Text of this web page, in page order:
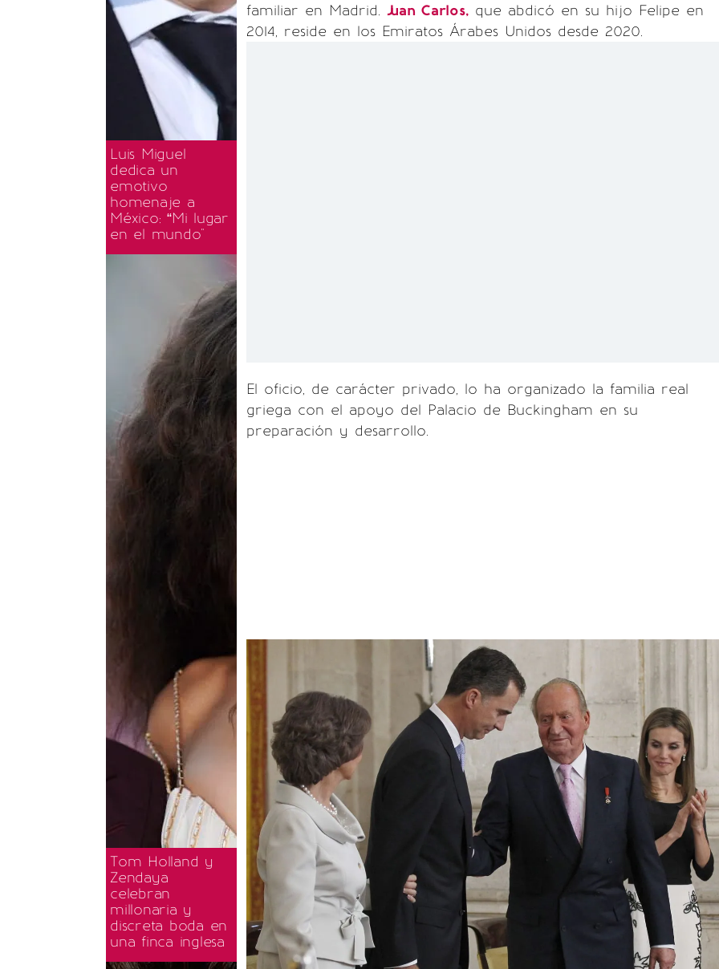
Luis Miguel
dedica un
emotivo
homenaje a
México: “Mi lugar
en el mundo"
Tom Holland y
Zendaya
celebran
millonaria y
discreta boda en
una finca inglesa
familiar en Madrid. Juan Carlos, que abdicó en su hijo Felipe en
2014, reside en los Emiratos Árabes Unidos desde 2020.
El oficio, de carácter privado, lo ha organizado la familia real
griega con el apoyo del Palacio de Buckingham en su
preparación y desarrollo.